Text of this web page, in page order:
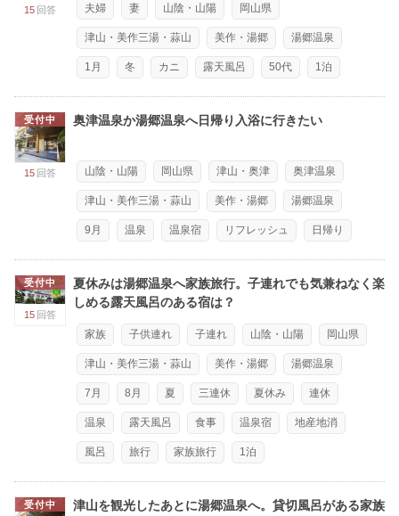
15 回答 夫婦 妻 山陰・山陽 岡山県
津山・美作三湯・蒜山 美作・湯郷 湯郷温泉
1月 冬 カニ 露天風呂 50代 1泊
受付中
15 回答
奥津温泉か湯郷温泉へ日帰り入浴に行きたい
山陰・山陽 岡山県 津山・奥津 奥津温泉
津山・美作三湯・蒜山 美作・湯郷 湯郷温泉
9月 温泉 温泉宿 リフレッシュ 日帰り
受付中
15 回答
夏休みは湯郷温泉へ家族旅行。子連れでも気兼ねなく楽
しめる露天風呂のある宿は？
家族 子供連れ 子連れ 山陰・山陽 岡山県
津山・美作三湯・蒜山 美作・湯郷 湯郷温泉
7月 8月 夏 三連休 夏休み 連休
温泉 露天風呂 食事 温泉宿 地産地消
風呂 旅行 家族旅行 1泊
受付中
津山を観光したあとに湯郷温泉へ。貸切風呂がある家族